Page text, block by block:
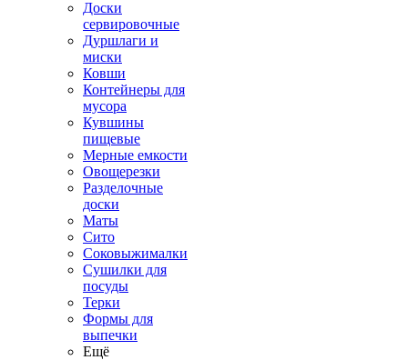
Доски
сервировочные
Дуршлаги и
миски
Ковши
Контейнеры для
мусора
Кувшины
пищевые
Мерные емкости
Овощерезки
Разделочные
доски
Маты
Сито
Соковыжималки
Сушилки для
посуды
Терки
Формы для
выпечки
Ещё